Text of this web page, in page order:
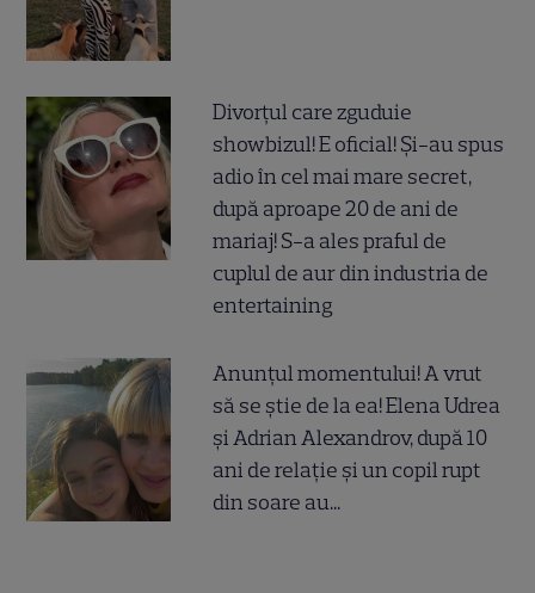
Divorțul care zguduie
showbizul! E oficial! Și-au spus
adio în cel mai mare secret,
după aproape 20 de ani de
mariaj! S-a ales praful de
cuplul de aur din industria de
entertaining
Anunțul momentului! A vrut
să se știe de la ea! Elena Udrea
și Adrian Alexandrov, după 10
ani de relație și un copil rupt
din soare au...